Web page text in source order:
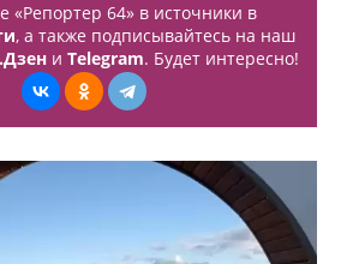
«Репортер 64» в источники в
, а также подписывайтесь на наш
и Telegram. Будет интересно!